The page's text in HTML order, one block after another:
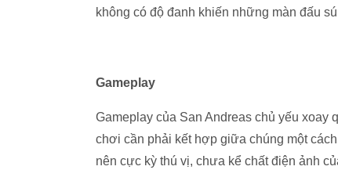
không có độ đanh khiến những màn đấu
Gameplay
Gameplay của San Andreas chủ yếu xoay
chơi cần phải kết hợp giữa chúng một
nên cực kỳ thú vị, chưa kể chất điện ảnh